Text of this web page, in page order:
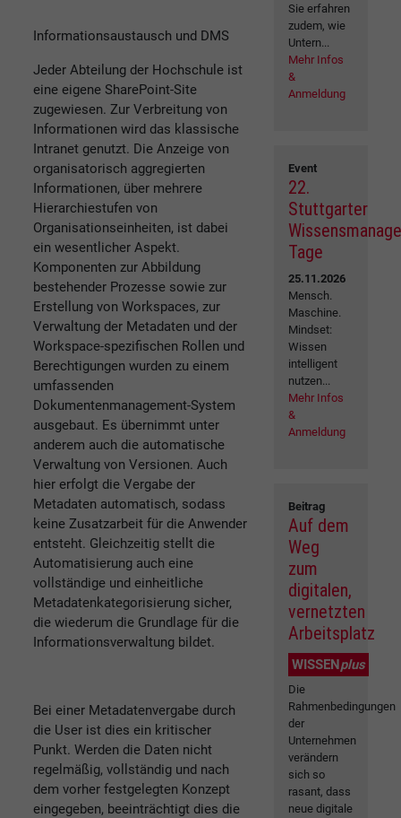
Informationsaustausch und DMS
Jeder Abteilung der Hochschule ist
eine eigene SharePoint-Site
zugewiesen. Zur Verbreitung von
Informationen wird das klassische
Intranet genutzt. Die Anzeige von
organisatorisch aggregierten
Informationen, über mehrere
Hierarchiestufen von
Organisationseinheiten, ist dabei
ein wesentlicher Aspekt.
Komponenten zur Abbildung
bestehender Prozesse sowie zur
Erstellung von Workspaces, zur
Verwaltung der Metadaten und der
Workspace-spezifischen Rollen und
Berechtigungen wurden zu einem
umfassenden
Dokumentenmanagement-System
ausgebaut. Es übernimmt unter
anderem auch die automatische
Verwaltung von Versionen. Auch
hier erfolgt die Vergabe der
Metadaten automatisch, sodass
keine Zusatzarbeit für die Anwender
entsteht. Gleichzeitig stellt die
Automatisierung auch eine
vollständige und einheitliche
Metadatenkategorisierung sicher,
die wiederum die Grundlage für die
Informationsverwaltung bildet.
Bei einer Metadatenvergabe durch
die User ist dies ein kritischer
Punkt. Werden die Daten nicht
regelmäßig, vollständig und nach
dem vorher festgelegten Konzept
eingegeben, beeinträchtigt dies die
Sie erfahren
zudem, wie
Untern...
Mehr Infos
&
Anmeldung
Event
22.
Stuttgarter
Tage
25.11.2026
Mensch.
Maschine.
Mindset:
Wissen
intelligent
nutzen...
Mehr Infos
&
Anmeldung
Beitrag
Auf dem
Weg
zum
digitalen,
vernetzten
Arbeitsplatz
WISSENplus
Die
Rahmenbedingungen
der
Unternehmen
verändern
sich so
rasant, dass
neue digitale